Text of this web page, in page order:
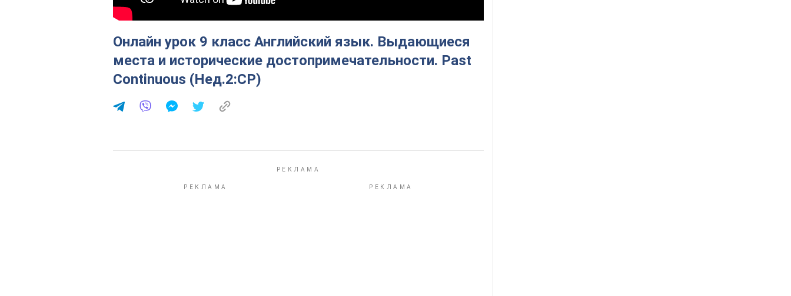
Онлайн урок 9 класс Английский язык. Выдающиеся
места и исторические достопримечательности. Past
Continuous (Нед.2:СР)